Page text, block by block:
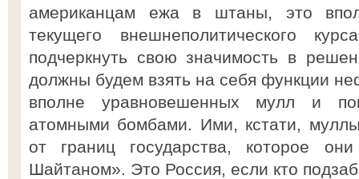
американцам ежа в штаны, это
текущего внешнеполитического
подчеркнуть свою значимость в
должны будем взять на себя функции
вполне уравновешенных мулл и
атомными бомбами. Ими, кстати, муллы
от границ государства, которое
Шайтаном». Это Россия, если кто